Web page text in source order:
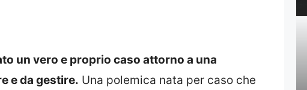
un vero e proprio caso attorno a una
e da gestire. Una polemica nata per caso che